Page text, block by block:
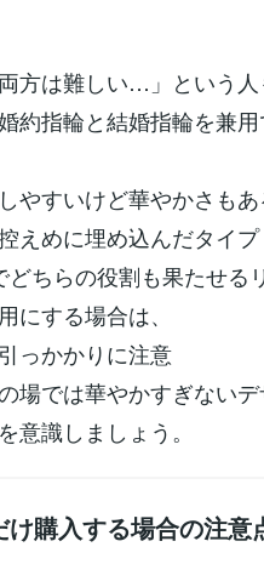
方は難しい…」という人
約指輪と結婚指輪を兼用
やすいけど華やかさも
えめに埋め込んだタイプ
どちらの役割も果たせる
にする場合は、
っかかりに注意
場では華やかすぎない
意識しましょう。
け購入する場合の注意